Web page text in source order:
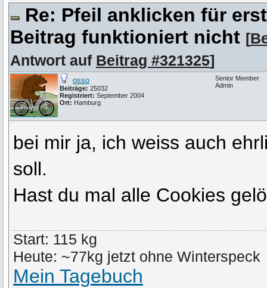
Re: Pfeil anklicken für
Beitrag funktioniert nicht [
Antwort auf Beitrag #321325]
osso
Beiträge: 25032
Registriert: September 2004
Ort: Hamburg
Senior Member
Admin
bei mir ja, ich weiss auch
soll.
Hast du mal alle Cookies
Start: 115 kg
Heute: ~77kg jetzt ohne Winterspeck
Mein Tagebuch